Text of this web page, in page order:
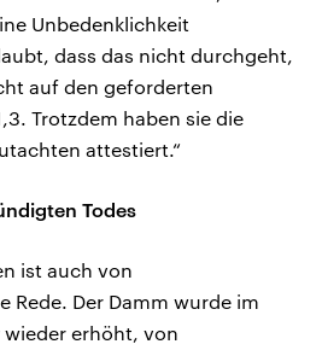
Unbedenklichkeit
dass das nicht durchgeht,
auf den geforderten
Trotzdem haben sie die
attestiert.“
Todes
ist auch von
Rede. Der Damm wurde im
wieder erhöht, von